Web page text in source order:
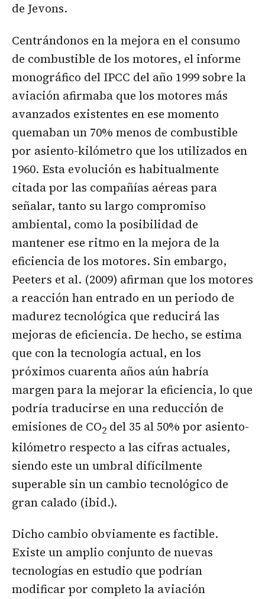
de Jevons.
Centrándonos en la mejora en el consumo
de combustible de los motores, el informe
monográfico del IPCC del año 1999 sobre la
aviación afirmaba que los motores más
avanzados existentes en ese momento
quemaban un 70% menos de combustible
por asiento-kilómetro que los utilizados en
1960. Esta evolución es habitualmente
citada por las compañías aéreas para
señalar, tanto su largo compromiso
ambiental, como la posibilidad de
mantener ese ritmo en la mejora de la
eficiencia de los motores. Sin embargo,
Peeters et al. (2009) afirman que los motores
a reacción han entrado en un periodo de
madurez tecnológica que reducirá las
mejoras de eficiencia. De hecho, se estima
que con la tecnología actual, en los
próximos cuarenta años aún habría
margen para la mejorar la eficiencia, lo que
podría traducirse en una reducción de
emisiones de CO2 del 35 al 50% por asiento-
kilómetro respecto a las cifras actuales,
siendo este un umbral difícilmente
superable sin un cambio tecnológico de
gran calado (ibid.).
Dicho cambio obviamente es factible.
Existe un amplio conjunto de nuevas
tecnologías en estudio que podrían
modificar por completo la aviación